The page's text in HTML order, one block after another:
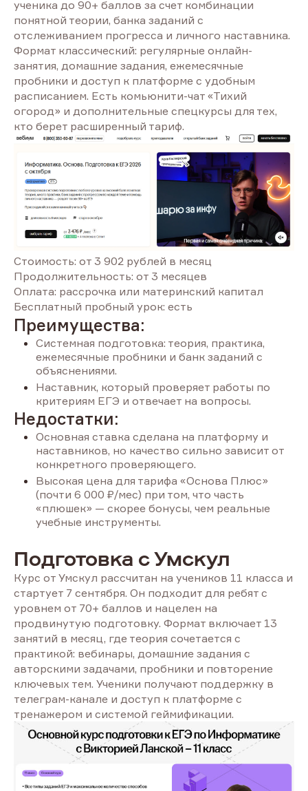
ученика до 90+ баллов за счет комбинации
понятной теории, банка заданий с
отслеживанием прогресса и личного наставника.
Формат классический: регулярные онлайн-
занятия, домашние задания, ежемесячные
пробники и доступ к платформе с удобным
расписанием. Есть комьюнити-чат «Тихий
огород» и дополнительные спецкурсы для тех,
кто берет расширенный тариф.
Стоимость: от 3 902 рублей в месяц
Продолжительность: от 3 месяцев
Оплата: рассрочка или материнский капитал
Бесплатный пробный урок: есть
Преимущества:
Системная подготовка: теория, практика,
ежемесячные пробники и банк заданий с
объяснениями.
Наставник, который проверяет работы по
критериям ЕГЭ и отвечает на вопросы.
Недостатки:
Основная ставка сделана на платформу и
наставников, но качество сильно зависит от
конкретного проверяющего.
Высокая цена для тарифа «Основа Плюс»
(почти 6 000 ₽/мес) при том, что часть
«плюшек» — скорее бонусы, чем реальные
учебные инструменты.
Подготовка с Умскул
Курс от Умскул рассчитан на учеников 11 класса и
стартует 7 сентября. Он подходит для ребят с
уровнем от 70+ баллов и нацелен на
продвинутую подготовку. Формат включает 13
занятий в месяц, где теория сочетается с
практикой: вебинары, домашние задания с
авторскими задачами, пробники и повторение
ключевых тем. Ученики получают поддержку в
телеграм-канале и доступ к платформе с
тренажером и системой геймификации.